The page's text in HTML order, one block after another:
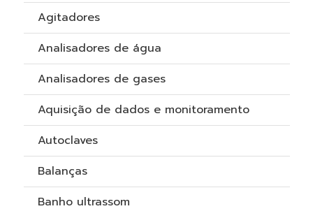
Agitadores
Analisadores de água
Analisadores de gases
Aquisição de dados e monitoramento
Autoclaves
Balanças
Banho ultrassom